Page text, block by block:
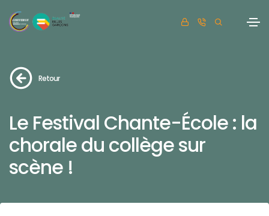
Retour
Le Festival Chante-École : la
chorale du collège sur
scène !